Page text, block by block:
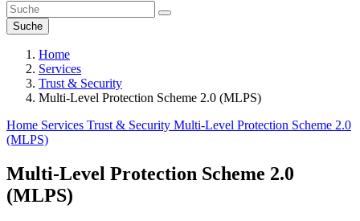
Suche
Home
Services
Trust & Security
Multi-Level Protection Scheme 2.0 (MLPS)
Home Services Trust & Security Multi-Level Protection Scheme 2.0
(MLPS)
Multi-Level Protection Scheme 2.0
(MLPS)